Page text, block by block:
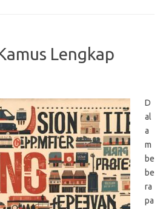
Lengkap
D
al
a
m
be
be
ra
pa